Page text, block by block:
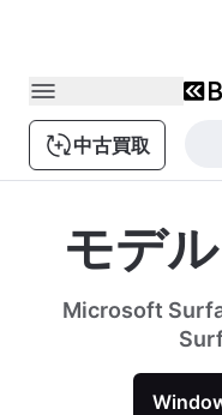
中古買取
モデ
Microsoft